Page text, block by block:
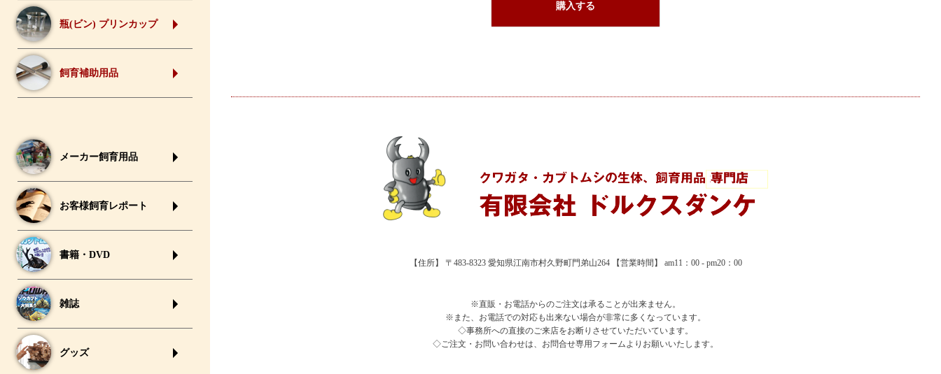
瓶(ビン) プリンカップ
飼育補助用品
メーカー飼育用品
お客様飼育レポート
書籍・DVD
雑誌
グッズ
購入する
【住所】 〒483-8323 愛知県江南市村久野町門弟山264 【営業時間】 am11：00 - pm20：00
※直販・お電話からのご注文は承ることが出来ません。
※また、お電話での対応も出来ない場合が非常に多くなっています。
◇事務所への直接のご来店をお断りさせていただいています。
◇ご注文・お問い合わせは、お問合せ専用フォームよりお願いいたします。